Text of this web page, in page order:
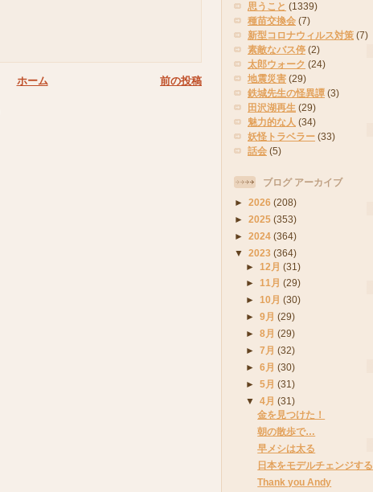
前の投稿
ホーム
思うこと (1339)
種苗交換会 (7)
新型コロナウィルス対策 (7)
素敵なバス停 (2)
太郎ウォーク (24)
地震災害 (29)
鉄城先生の怪異譚 (3)
田沢湖再生 (29)
魅力的な人 (34)
妖怪トラベラー (33)
話会 (5)
ブログ アーカイブ
► 2026 (208)
► 2025 (353)
► 2024 (364)
▼ 2023 (364)
► 12月(31)
► 11月(29)
► 10月(30)
►9月(29)
►8月(29)
►7月(32)
►6月(30)
►5月(31)
▼4月(31)
金を見つけた！
朝の散歩で…
早メシは太る
日本をモデルチェンジする
Thank you Andy